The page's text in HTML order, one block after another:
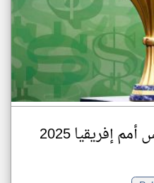
إفريقيا 2025